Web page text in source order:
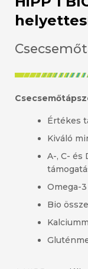
Értékes
Kiváló
A-, C- és
Omega-
Bio